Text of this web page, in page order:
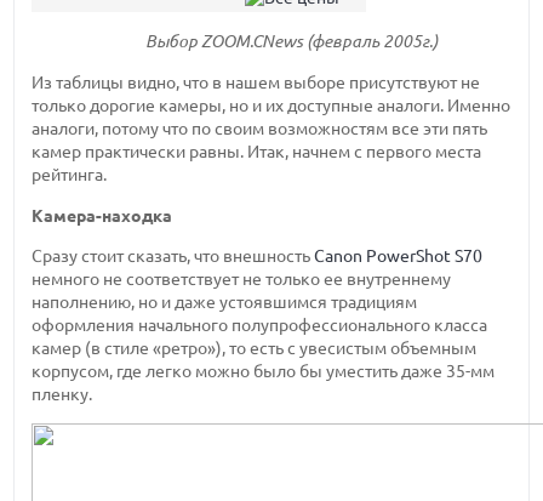
Выбор ZOOM.CNews (февраль 2005г.)
Из таблицы видно, что в нашем выборе присутствуют не
только дорогие камеры, но и их доступные аналоги. Именно
аналоги, потому что по своим возможностям все эти пять
камер практически равны. Итак, начнем с первого места
рейтинга.
Камера-находка
Сразу стоит сказать, что внешностьCanon PowerShot S70
немного не соответствует не только ее внутреннему
наполнению, но и даже устоявшимся традициям
оформления начального полупрофессионального класса
камер (в стиле «ретро»), то есть с увесистым объемным
корпусом, где легко можно было бы уместить даже 35-мм
пленку.